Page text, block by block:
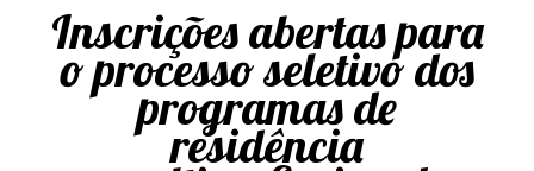
Inscrições abertas para
o processo seletivo dos
programas de
residência